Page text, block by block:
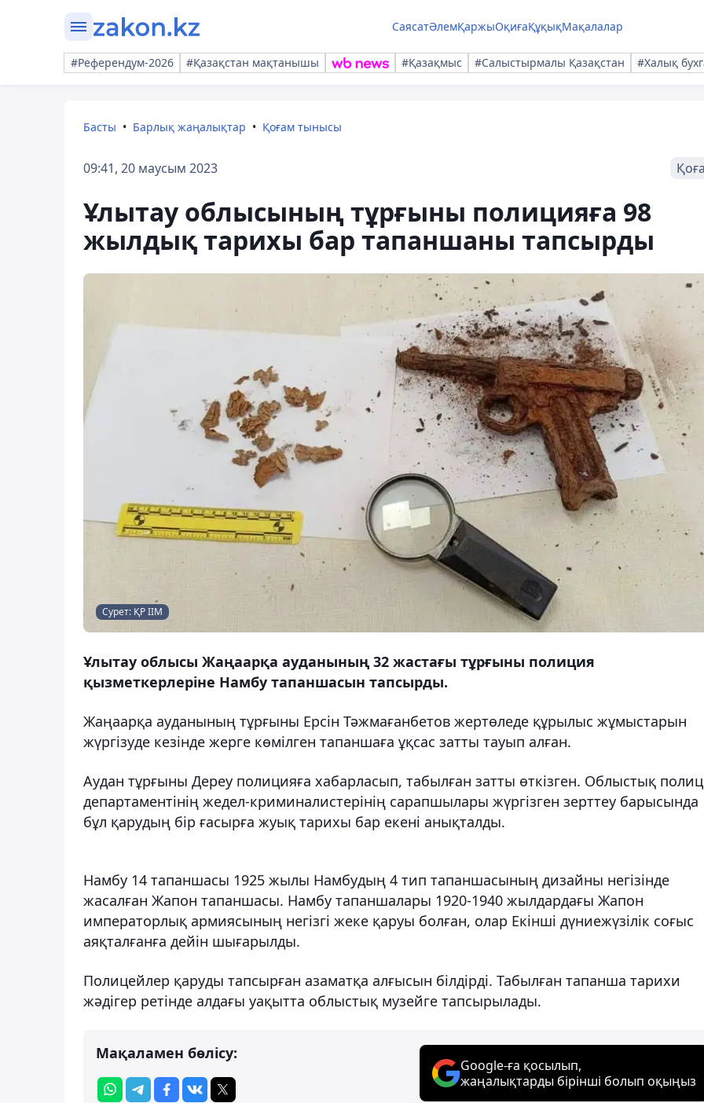
СаясатӘлемҚаржыОқиғаҚұқықМақалалар
#Референдум-2026 #Қазақстан мақтанышы #Қазақмыс #Салыстырмалы Қазақстан #Халық
Басты Барлық жаңалықтар Қоғам тынысы
09:41, 20 маусым 2023
Ұлытау облысының тұрғыны полицияға 98
жылдық тарихы бар тапаншаны тапсырды
Сурет: ҚР ІІМ
Ұлытау облысы Жаңаарқа ауданының 32 жастағы тұрғыны полиция
қызметкерлеріне Намбу тапаншасын тапсырды.
Жаңаарқа ауданының тұрғыны Ерсін Тәжмағанбетов жертөледе құрылыс жұмыстарын
жүргізуде кезінде жерге көмілген тапаншаға ұқсас затты тауып алған.
Аудан тұрғыны Дереу полицияға хабарласып, табылған затты өткізген. Облыстық
департаментінің жедел-криминалистерінің сарапшылары жүргізген зерттеу барысында
бұл қарудың бір ғасырға жуық тарихы бар екені анықталды.
Намбу 14 тапаншасы 1925 жылы Намбудың 4 тип тапаншасының дизайны негізінде
жасалған Жапон тапаншасы. Намбу тапаншалары 1920-1940 жылдардағы Жапон
императорлық армиясының негізгі жеке қаруы болған, олар Екінші дүниежүзілік соғыс
аяқталғанға дейін шығарылды.
Полицейлер қаруды тапсырған азаматқа алғысын білдірді. Табылған тапанша тарихи
жәдігер ретінде алдағы уақытта облыстық музейге тапсырылады.
Мақаламен бөлісу:
Google-ға қосылып,
жаңалықтарды бірінші болып оқыңыз